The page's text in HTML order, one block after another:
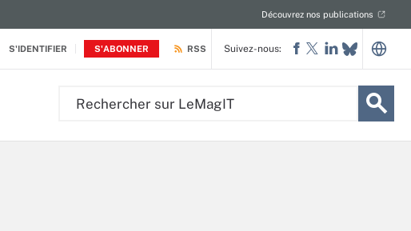
S'IDENTIFIER S'ABONNER
Découvrez nos publications
RSS Suivez-nous: